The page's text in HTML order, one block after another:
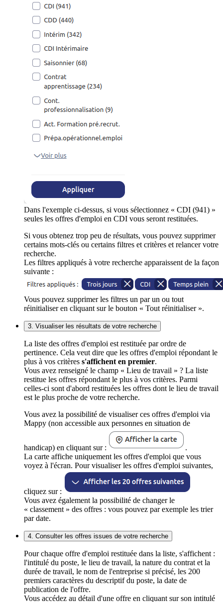
Dans l'exemple ci-dessus, si vous sélectionnez « CDI (941) »
seules les offres d'emploi en CDI vous seront restituées.
Si vous obtenez trop peu de résultats, vous pouvez supprimer
certains mots-clés ou certains filtres et critères et relancer votre
recherche.
Les filtres appliqués à votre recherche apparaissent de la façon
suivante :
Vous pouvez supprimer les filtres un par un ou tout
réinitialiser en cliquant sur le bouton « Tout réinitialiser ».
3. Visualiser les résultats de votre recherche
La liste des offres d'emploi est restituée par ordre de
pertinence. Cela veut dire que les offres d'emploi répondant le
plus à vos critères s'affichent en premier.
Vous avez renseigné le champ « Lieu de travail » ? La liste
restitue les offres répondant le plus à vos critères. Parmi
celles-ci sont d'abord restituées les offres dont le lieu de travail
est le plus proche de votre recherche.
Vous avez la possibilité de visualiser ces offres d'emploi via
Mappy (non accessible aux personnes en situation de
handicap) en cliquant sur :
.
La carte affiche uniquement les offres d'emploi que vous
voyez à l'écran. Pour visualiser les offres d'emploi suivantes,
cliquez sur :
Vous avez également la possibilité de changer le
« classement » des offres : vous pouvez par exemple les trier
par date.
4. Consulter les offres issues de votre recherche
Pour chaque offre d'emploi restituée dans la liste, s'affichent :
l'intitulé du poste, le lieu de travail, la nature du contrat et la
durée de travail, le nom de l'entreprise si précisé, les 200
premiers caractères du descriptif du poste, la date de
publication de l'offre.
Vous accédez au détail d'une offre en cliquant sur son intitulé